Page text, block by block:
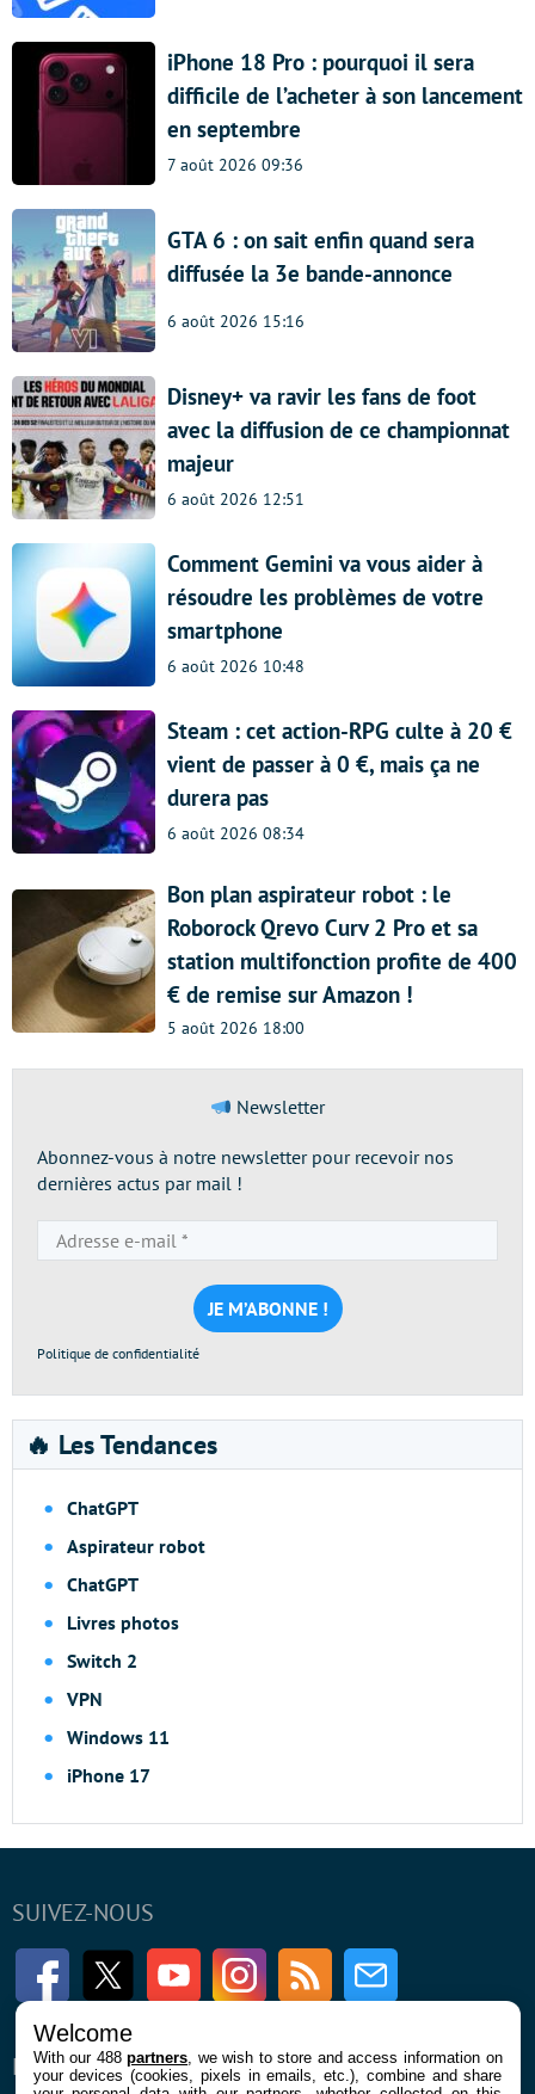
iPhone 18 Pro : pourquoi il sera
difficile de l’acheter à son lancement
en septembre
7 août 2026 09:36
GTA 6 : on sait enfin quand sera
diffusée la 3e bande-annonce
6 août 2026 15:16
Disney+ va ravir les fans de foot
avec la diffusion de ce championnat
majeur
6 août 2026 12:51
Comment Gemini va vous aider à
résoudre les problèmes de votre
smartphone
6 août 2026 10:48
Steam : cet action-RPG culte à 20 €
vient de passer à 0 €, mais ça ne
durera pas
6 août 2026 08:34
Bon plan aspirateur robot : le
Roborock Qrevo Curv 2 Pro et sa
station multifonction profite de 400
€ de remise sur Amazon !
5 août 2026 18:00
Newsletter
Abonnez-vous à notre newsletter pour recevoir nos
dernières actus par mail !
e-
mail
*
Politique de confidentialité
🔥 Les Tendances
ChatGPT
Aspirateur robot
ChatGPT
Livres photos
Switch 2
VPN
Windows 11
iPhone 17
SUIVEZ-NOUS
FacebookTwitter Youtube InstagramRSS Newsletter
ENTREPRISE À PROPOS
Welcome
With our 488partners , we wish to store and access information on
your devices (cookies, pixels in emails, etc.), combine and share